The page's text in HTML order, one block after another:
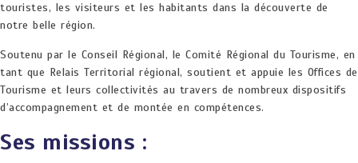
touristes, les visiteurs et les habitants dans la découverte de
notre belle région.
Soutenu par le Conseil Régional, le Comité Régional du Tourisme, en
tant que Relais Territorial régional, soutient et appuie les Offices de
Tourisme et leurs collectivités au travers de nombreux dispositifs
d’accompagnement et de montée en compétences.
Ses missions :